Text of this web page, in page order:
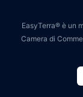
EasyTerra® è un
Camera di